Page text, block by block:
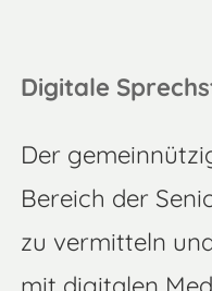
Digitale
Der
Bereich der
zu vermitteln